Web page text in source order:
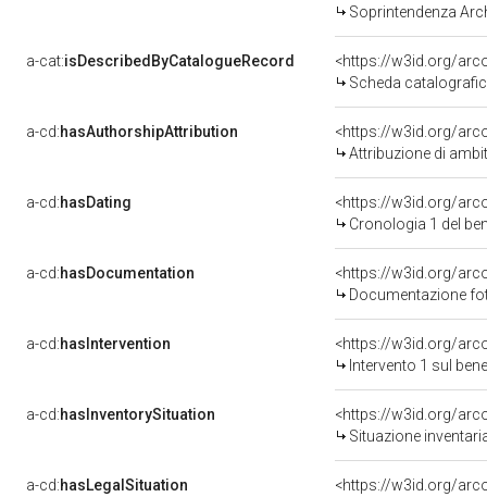
Soprintendenza
a-cat:isDescribedByCatalogueRecord
<https://w3id.org/
Scheda
a-cd:hasAuthorshipAttribution
<https://w3id.org/
Attribuzione di
a-cd:hasDating
<https://w3id.org/
Cronologia 1 del
a-cd:hasDocumentation
Documentazione
a-cd:hasIntervention
<https://w3id.org/
Intervento 1 sul
a-cd:hasInventorySituation
<https://w3id.org/
Situazione
a-cd:hasLegalSituation